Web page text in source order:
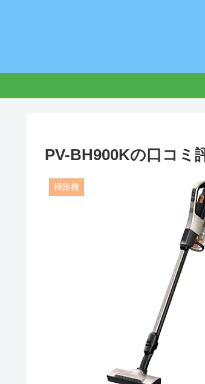
PV-BH900Kの口コミ
掃除機